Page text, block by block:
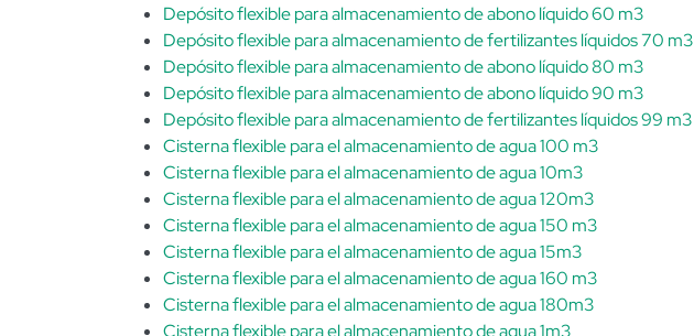
Depósito flexible para almacenamiento de abono líquido 60 m3
Depósito flexible para almacenamiento de fertilizantes líquidos 70 m3
Depósito flexible para almacenamiento de abono líquido 80 m3
Depósito flexible para almacenamiento de abono líquido 90 m3
Depósito flexible para almacenamiento de fertilizantes líquidos 99 m3
Cisterna flexible para el almacenamiento de agua 100 m3
Cisterna flexible para el almacenamiento de agua 10m3
Cisterna flexible para el almacenamiento de agua 120m3
Cisterna flexible para el almacenamiento de agua 150 m3
Cisterna flexible para el almacenamiento de agua 15m3
Cisterna flexible para el almacenamiento de agua 160 m3
Cisterna flexible para el almacenamiento de agua 180m3
Cisterna flexible para el almacenamiento de agua 1m3